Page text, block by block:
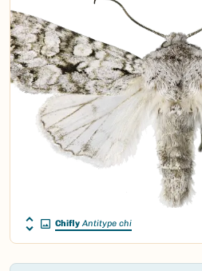
Nordsamisk/Davvisámegiella:
Vitenskapelig navn ID:47592
Takson ID:30815
Gå til Nortaxa for flere detaljer
Chifly Antitype chi